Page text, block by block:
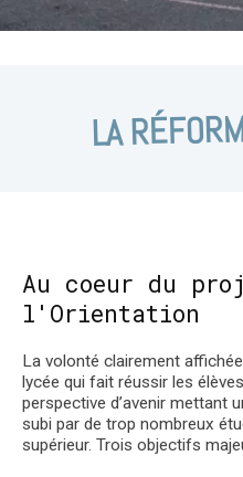
LA
Au coeur du
l'Orientation
La volonté clairement
lycée qui fait réussir les
perspective d’avenir mettant
subi par de trop nombreux
supérieur. Trois objectifs